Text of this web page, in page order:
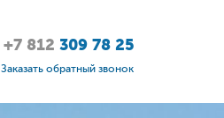
+7 812 309 78 25
Заказать обратный звонок